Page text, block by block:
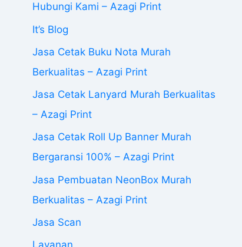
Hubungi Kami – Azagi Print
It’s Blog
Jasa Cetak Buku Nota Murah
Berkualitas – Azagi Print
Jasa Cetak Lanyard Murah Berkualitas
– Azagi Print
Jasa Cetak Roll Up Banner Murah
Bergaransi 100% – Azagi Print
Jasa Pembuatan NeonBox Murah
Berkualitas – Azagi Print
Jasa Scan